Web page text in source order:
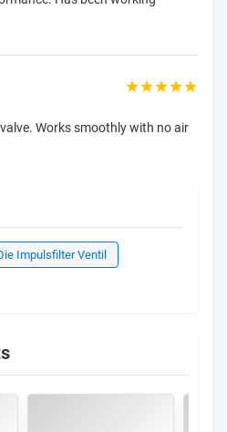
Works smoothly with no air
Impulsfilter Ventil